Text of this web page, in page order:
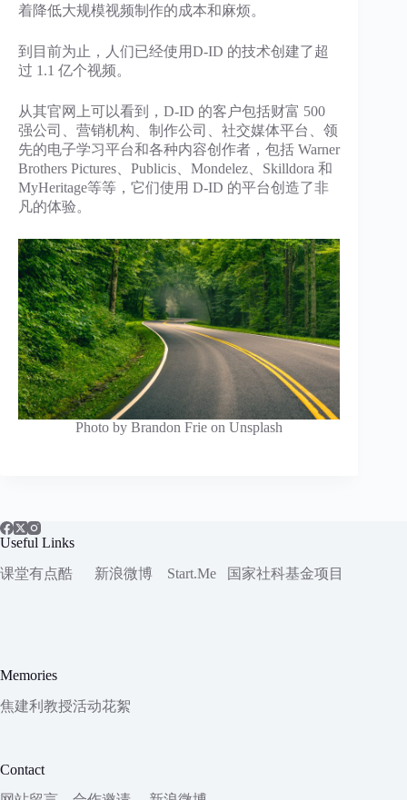
着降低大规模视频制作的成本和麻烦。
到目前为止，人们已经使用D-ID 的技术创建了超
过 1.1 亿个视频。
从其官网上可以看到，D-ID 的客户包括财富 500
强公司、营销机构、制作公司、社交媒体平台、领
先的电子学习平台和各种内容创作者，包括 Warner
Brothers Pictures、Publicis、Mondelez、Skilldora 和
MyHeritage等等，它们使用 D-ID 的平台创造了非
凡的体验。
Photo by Brandon Frie on Unsplash
Useful Links
课堂有点酷
新浪微博 Start.Me 国家社科基金项目
Memories
焦建利教授活动花絮
Contact